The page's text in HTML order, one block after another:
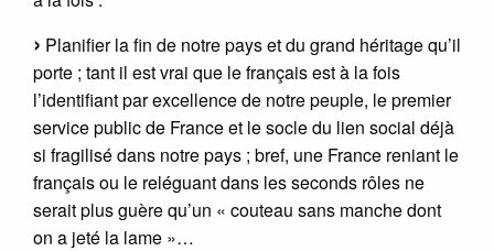
Planifier la fin de notre pays et du grand héritage qu’il
porte ; tant il est vrai que le français est à la fois
l’identifiant par excellence de notre peuple, le premier
service public de France et le socle du lien social déjà
si fragilisé dans notre pays ; bref, une France reniant le
français ou le reléguant dans les seconds rôles ne
serait plus guère qu’un « couteau sans manche dont
on a jeté la lame »…